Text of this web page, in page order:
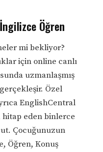
Öğren
mi bekliyor?
için online canlı
uzmanlaşmış
Özel
EnglishCentral
hitap eden binlerce
Çocuğunuzun
Öğren, Konuş